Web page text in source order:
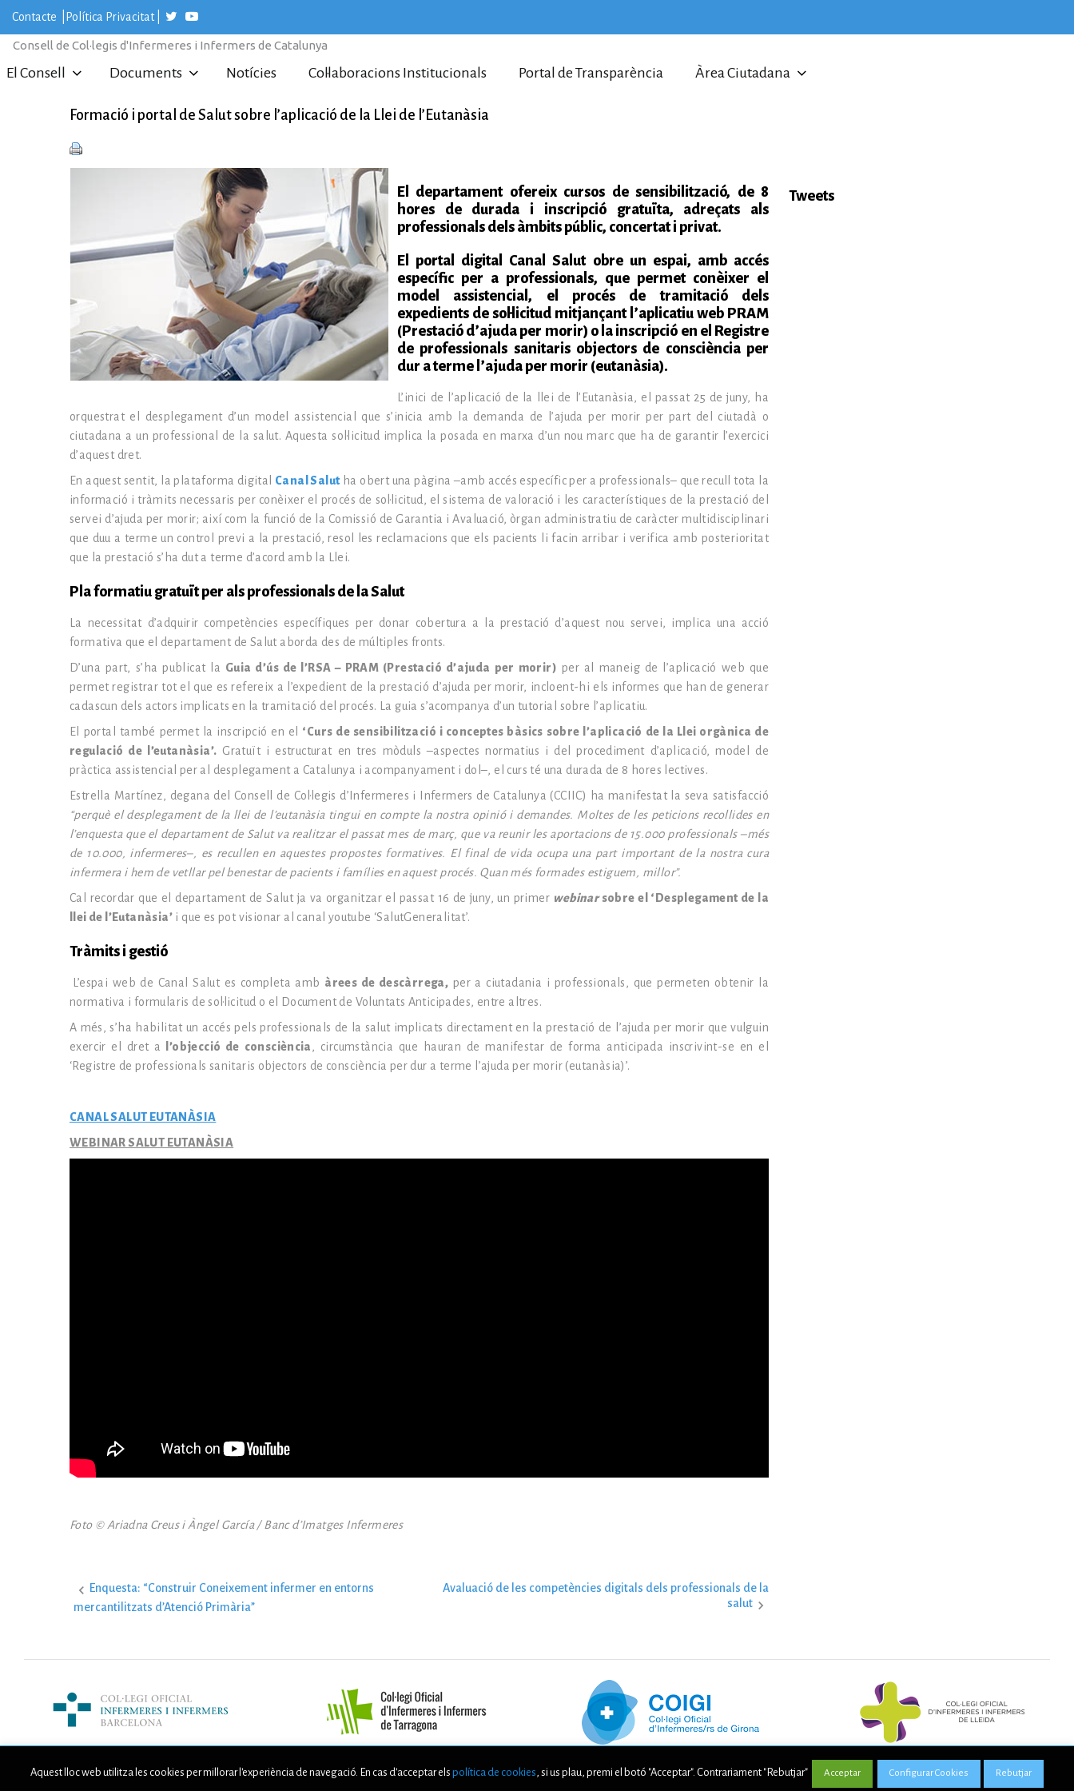
i
Contacte Política Privacitat|
Consell de Col·legis d'Infermeres i Infermers de Catalunya
El Consell Documents Notícies Col·laboracions Institucionals Portal de Transparència Àrea Ciutadana
Formació i portal de Salut sobre l’aplicació de la Llei de l’Eutanàsia
El departament ofereix cursos de sensibilització, de 8
hores de durada i inscripció gratuïta, adreçats als
professionals dels àmbits públic, concertat i privat.
El portal digital Canal Salut obre un espai, amb accés
específic per a professionals, que permet conèixer el
model assistencial, el procés de tramitació dels
expedients de sol·licitud mitjançant l’aplicatiu web PRAM
(Prestació d’ajuda per morir) o la inscripció en el Registre
de professionals sanitaris objectors de consciència per
dur a terme l’ajuda per morir (eutanàsia).
L’inici de l’aplicació de la llei de l’Eutanàsia, el passat 25 de juny, ha
orquestrat el desplegament d’un model assistencial que s’inicia amb la demanda de l’ajuda per morir per part del ciutadà o
ciutadana a un professional de la salut. Aquesta sol·licitud implica la posada en marxa d’un nou marc que ha de garantir l’exercici
d’aquest dret.
En aquest sentit, la plataforma digital Canal Salutha obert una pàgina –amb accés específic per a professionals– que recull tota la
informació i tràmits necessaris per conèixer el procés de sol·licitud, el sistema de valoració i les característiques de la prestació del
servei d’ajuda per morir; així com la funció de la Comissió de Garantia i Avaluació, òrgan administratiu de caràcter multidisciplinari
que duu a terme un control previ a la prestació, resol les reclamacions que els pacients li facin arribar i verifica amb posterioritat
que la prestació s’ha dut a terme d’acord amb la Llei.
Pla formatiu gratuït per als professionals de la Salut
La necessitat d’adquirir competències específiques per donar cobertura a la prestació d’aquest nou servei, implica una acció
formativa que el departament de Salut aborda des de múltiples fronts.
D’una part, s’ha publicat la Guia d’ús de l’RSA – PRAM (Prestació d’ajuda per morir) per al maneig de l’aplicació web que
permet registrar tot el que es refereix a l’expedient de la prestació d’ajuda per morir, incloent-hi els informes que han de generar
cadascun dels actors implicats en la tramitació del procés. La guia s’acompanya d’un tutorial sobre l’aplicatiu.
El portal també permet la inscripció en el ‘Curs de sensibilització i conceptes bàsics sobre l’aplicació de la Llei orgànica de
regulació de l’eutanàsia’. Gratuït i estructurat en tres mòduls –aspectes normatius i del procediment d’aplicació, model de
pràctica assistencial per al desplegament a Catalunya i acompanyament i dol–, el curs té una durada de 8 hores lectives.
Estrella Martínez, degana del Consell de Col·legis d’Infermeres i Infermers de Catalunya (CCIIC) ha manifestat la seva satisfacció
“perquè el desplegament de la llei de l’eutanàsia tingui en compte la nostra opinió i demandes. Moltes de les peticions recollides en
l’enquesta que el departament de Salut va realitzar el passat mes de març, que va reunir les aportacions de 15.000 professionals –més
de 10.000, infermeres–, es recullen en aquestes propostes formatives. El final de vida ocupa una part important de la nostra cura
infermera i hem de vetllar pel benestar de pacients i famílies en aquest procés. Quan més formades estiguem, millor”.
Cal recordar que el departament de Salut ja va organitzar el passat 16 de juny, un primer webinarsobre el ‘Desplegament de la
llei de l’Eutanàsia’ i que es pot visionar al canal youtube ‘SalutGeneralitat’.
Tràmits i gestió
L’espai web de Canal Salut es completa amb àrees de descàrrega, per a ciutadania i professionals, que permeten obtenir la
normativa i formularis de sol·licitud o el Document de Voluntats Anticipades, entre altres.
A més, s’ha habilitat un accés pels professionals de la salut implicats directament en la prestació de l’ajuda per morir que vulguin
exercir el dret a
l’objecció de consciència , circumstància que hauran de manifestar de forma anticipada inscrivint-se en el
‘Registre de professionals sanitaris objectors de consciència per dur a terme l’ajuda per morir (eutanàsia)’.
CANAL SALUT EUTANÀSIA
WEBINAR SALUT EUTANÀSIA
Foto © Ariadna Creus i Àngel García / Banc d’Imatges Infermeres
N
a
v
Enquesta: “Construir Coneixement infermer en entorns
mercantilitzats d’Atenció Primària”
Avaluació de les competències digitals dels professionals de la
salut
Tweets
Aquest lloc web utilitza les cookies per millorar l'experiència de navegació. En cas d'acceptar els política de cookies, si us plau, premi el botó "Acceptar". Contrariament "Rebutjar" Acceptar Configurar Cookies Rebutjar